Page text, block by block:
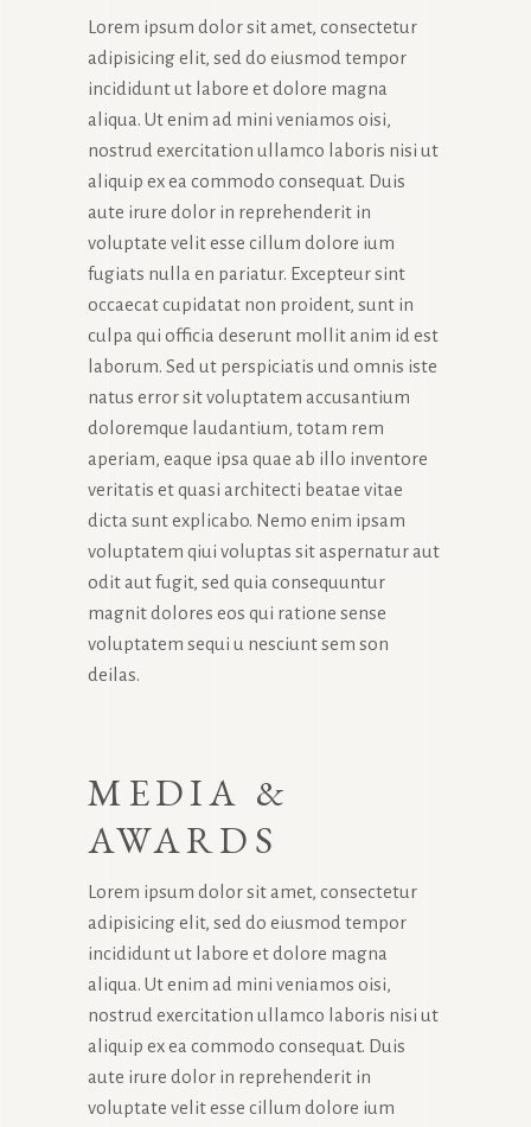
Lorem ipsum dolor sit amet, consectetur
adipisicing elit, sed do eiusmod tempor
incididunt ut labore et dolore magna
aliqua. Ut enim ad mini veniamos oisi,
nostrud exercitation ullamco laboris nisi ut
aliquip ex ea commodo consequat. Duis
aute irure dolor in reprehenderit in
voluptate velit esse cillum dolore ium
fugiats nulla en pariatur. Excepteur sint
occaecat cupidatat non proident, sunt in
culpa qui officia deserunt mollit anim id est
laborum. Sed ut perspiciatis und omnis iste
natus error sit voluptatem accusantium
doloremque laudantium, totam rem
aperiam, eaque ipsa quae ab illo inventore
veritatis et quasi architecti beatae vitae
dicta sunt explicabo. Nemo enim ipsam
voluptatem qiui voluptas sit aspernatur aut
odit aut fugit, sed quia consequuntur
magnit dolores eos qui ratione sense
voluptatem sequi u nesciunt sem son
deilas.
MEDIA &
AWARDS
Lorem ipsum dolor sit amet, consectetur
adipisicing elit, sed do eiusmod tempor
incididunt ut labore et dolore magna
aliqua. Ut enim ad mini veniamos oisi,
nostrud exercitation ullamco laboris nisi ut
aliquip ex ea commodo consequat. Duis
aute irure dolor in reprehenderit in
voluptate velit esse cillum dolore ium